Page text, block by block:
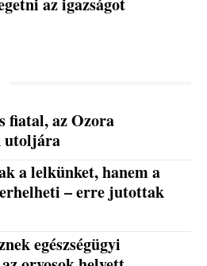
az igazságot
fiatal, az Ozora
utoljára
a lelkünket, hanem a
– erre jutottak
egészségügyi